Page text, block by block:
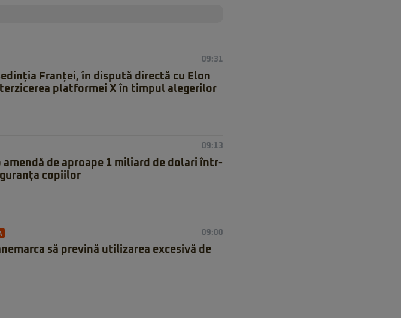
09:31
Franței, în dispută directă cu Elon
platformei X în timpul alegerilor
09:13
amendă de aproape 1 miliard de dolari într-
copiilor
09:00
să prevină utilizarea excesivă de